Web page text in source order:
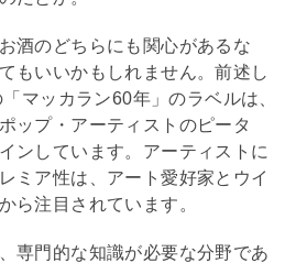
酒のどちらにも関心があるな
もいいかもしれません。前述し
マッカラン60年」のラベルは、
ップ・アーティストのピータ
ンしています。アーティストに
ミア性は、アート愛好家とウイ
ら注目されています。
専門的な知識が必要な分野であ